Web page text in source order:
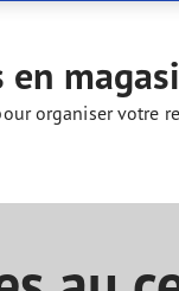
3
organiser votre